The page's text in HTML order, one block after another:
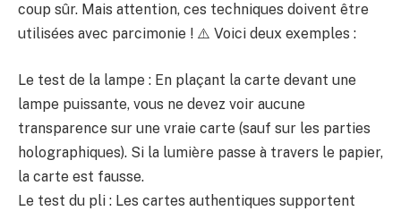
coup sûr. Mais attention, ces techniques doivent être
utilisées avec parcimonie ! ⚠️ Voici deux exemples :
Le test de la lampe : En plaçant la carte devant une
lampe puissante, vous ne devez voir aucune
transparence sur une vraie carte (sauf sur les parties
holographiques). Si la lumière passe à travers le papier,
la carte est fausse.
Le test du pli : Les cartes authentiques supportent